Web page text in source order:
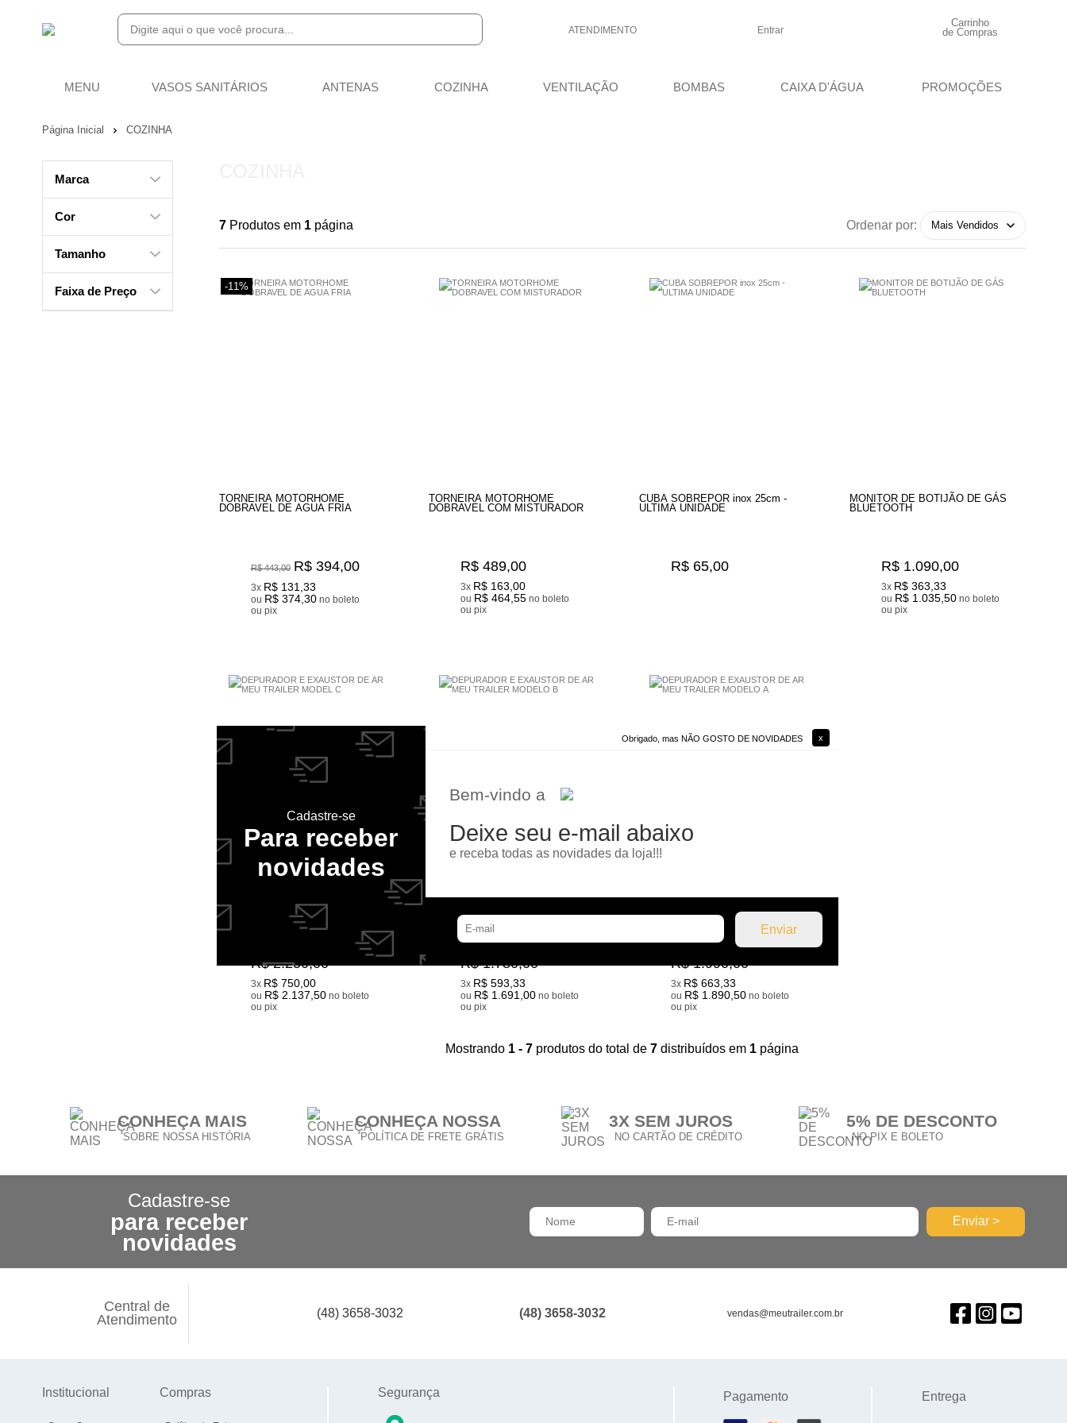
Obrigado, mas NÃO GOSTO DE NOVIDADES
Cadastre-se
Para receber
novidades
Bem-vindo a
Deixe seu e-mail abaixo
e receba todas as novidades da loja!!!
ATENDIMENTO
(48) 3658-3032
Entrar
Carrinho
de Compras
MENU VASOS SANITÁRIOS ANTENAS COZINHA VENTILAÇÃO BOMBAS CAIXA D'ÁGUA PROMOÇÕES
Página Inicial COZINHA
Marca
Cor
Tamanho
Faixa de Preço
7 Produtos em 1 página Ordenar por:
-11%
TORNEIRA MOTORHOME
DOBRAVEL DE AGUA FRIA
R$ 443,00 R$ 394,00
3x R$ 131,33
ou R$ 374,30 no boleto
ou pix
TORNEIRA MOTORHOME
DOBRAVEL COM MISTURADOR
R$ 489,00
3x R$ 163,00
ou R$ 464,55 no boleto
ou pix
CUBA SOBREPOR inox 25cm -
ULTIMA UNIDADE
R$ 65,00
MONITOR DE BOTIJÃO DE GÁS
BLUETOOTH
R$ 1.090,00
3x R$ 363,33
ou R$ 1.035,50 no boleto
ou pix
DEPURADOR E EXAUSTOR DE AR
MEU TRAILER MODEL C
R$ 2.250,00
3x R$ 750,00
ou R$ 2.137,50 no boleto
ou pix
DEPURADOR E EXAUSTOR DE AR
R$ 1.780,00
3x R$ 593,33
ou R$ 1.691,00 no boleto
ou pix
DEPURADOR E EXAUSTOR DE AR
R$ 1.990,00
3x R$ 663,33
ou R$ 1.890,50 no boleto
ou pix
Mostrando 1 - 7 produtos do total de7 distribuídos em 1 página
CONHEÇA MAIS
SOBRE NOSSA HISTÓRIA
CONHEÇA NOSSA
POLÍTICA DE FRETE GRÁTIS
3X SEM JUROS
NO CARTÃO DE CRÉDITO
5% DE DESCONTO
NO PIX E BOLETO
Cadastre-se
para receber
novidades
Central de
Atendimento
(48) 3658-3032 (48) 3658-3032 vendas@meutrailer.com.br
Institucional Compras Segurança Pagamento Entrega